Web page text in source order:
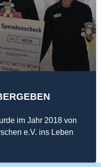
im Jahr 2018 von
e.V. ins Leben